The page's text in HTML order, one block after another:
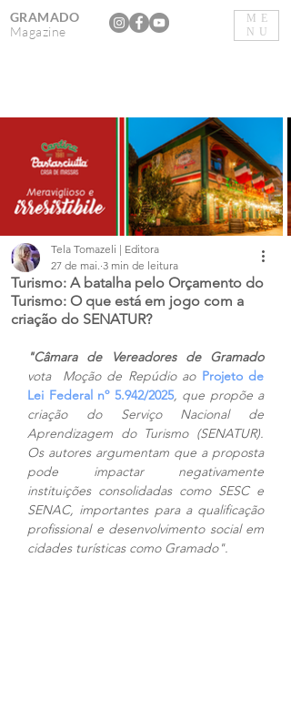
ME
NU
GRAMADO
Magazine
Turismo: A batalha pelo Orçamento do
Turismo: O que está em jogo com a
criação do SENATUR?
Tela Tomazeli | Editora
27 de mai. 3 min de leitura
"Câmara de Vereadores de Gramado
vota  Moção de Repúdio ao Projeto de
Lei Federal nº 5.942/2025, que propõe a
criação do Serviço Nacional de
Aprendizagem do Turismo (SENATUR).
Os autores argumentam que a proposta
pode impactar negativamente
instituições consolidadas como SESC e
SENAC, importantes para a qualificação
profissional e desenvolvimento social em
cidades turísticas como Gramado".